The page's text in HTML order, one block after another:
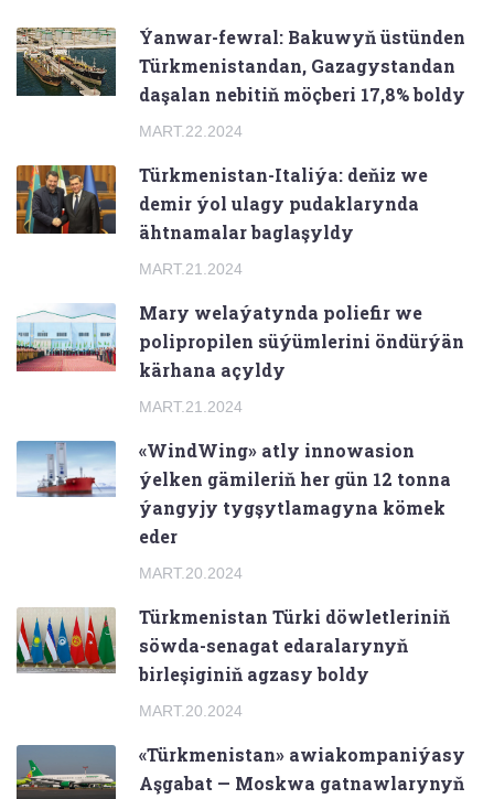
Ýanwar-fewral: Bakuwyň üstünden
Türkmenistandan, Gazagystandan
daşalan nebitiň möçberi 17,8% boldy
MART.22.2024
Türkmenistan-Italiýa: deňiz we
demir ýol ulagy pudaklarynda
ähtnamalar baglaşyldy
MART.21.2024
Mary welaýatynda poliefir we
polipropilen süýümlerini öndürýän
kärhana açyldy
MART.21.2024
«WindWing» atly innowasion
ýelken gämileriň her gün 12 tonna
ýangyjy tygşytlamagyna kömek
eder
MART.20.2024
Türkmenistan Türki döwletleriniň
söwda-senagat edaralarynyň
birleşiginiň agzasy boldy
MART.20.2024
«Türkmenistan» awiakompaniýasy
Aşgabat — Moskwa gatnawlarynyň